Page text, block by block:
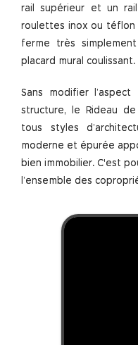
rail supérieur et un
roulettes inox ou téflon
ferme très
placard mural coulissant.
Sans modifier
structure, le Rideau
tous styles
moderne et épurée
bien immobilier. C'est
l’ensemble des